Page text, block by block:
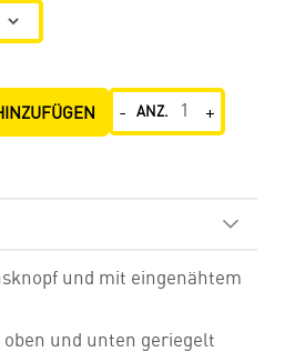
- ANZ. +
und mit eingenähtem
und unten geriegelt